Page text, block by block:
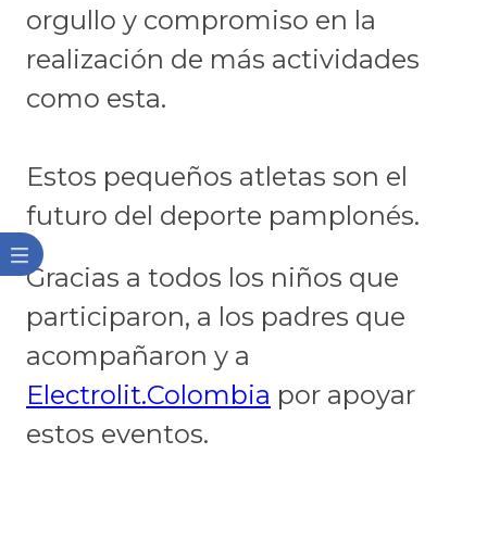
orgullo y compromiso en la
realización de más actividades
como esta.
Estos pequeños atletas son el
futuro del deporte pamplonés.
Gracias a todos los niños que
participaron, a los padres que
acompañaron y a
Electrolit.Colombia ​ por apoyar
estos eventos.